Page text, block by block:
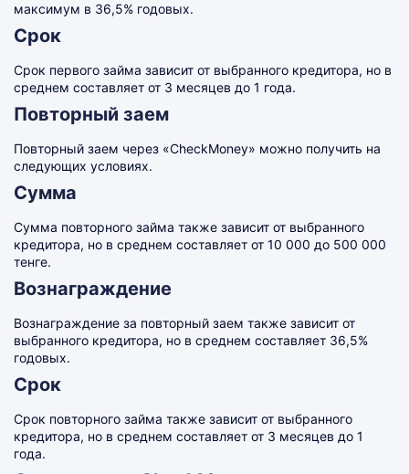
максимум в 36,5% годовых.
Срок
Срок первого займа зависит от выбранного кредитора, но в
среднем составляет от 3 месяцев до 1 года.
Повторный заем
Повторный заем через «CheckMoney» можно получить на
следующих условиях.
Сумма
Сумма повторного займа также зависит от выбранного
кредитора, но в среднем составляет от 10 000 до 500 000
тенге.
Вознаграждение
Вознаграждение за повторный заем также зависит от
выбранного кредитора, но в среднем составляет 36,5%
годовых.
Срок
Срок повторного займа также зависит от выбранного
кредитора, но в среднем составляет от 3 месяцев до 1
года.